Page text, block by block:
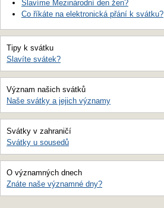
Slavíme Mezinárodní den žen?
Co říkáte na elektronická přání k svátku?
Tipy k svátku
Slavíte svátek?
Význam našich svátků
Naše svátky a jejich významy
Svátky v zahraničí
Svátky u sousedů
O významných dnech
Znáte naše významné dny?